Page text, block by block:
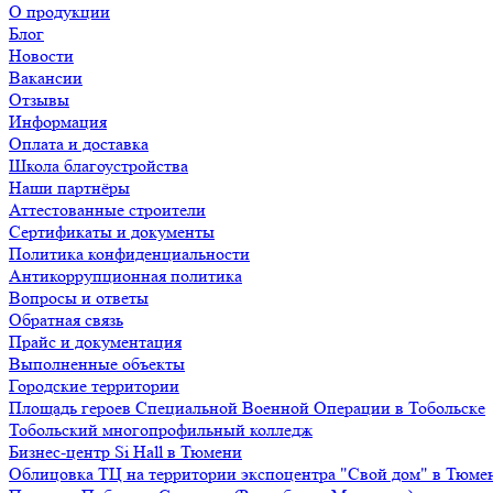
О продукции
Блог
Новости
Вакансии
Отзывы
Информация
Оплата и доставка
Школа благоустройства
Наши партнёры
Аттестованные строители
Сертификаты и документы
Политика конфиденциальности
Антикоррупционная политика
Вопросы и ответы
Обратная связь
Прайс и документация
Выполненные объекты
Городские территории
Площадь героев Специальной Военной Операции в Тобольске
Тобольский многопрофильный колледж
Бизнес-центр Si Hall в Тюмени
Облицовка ТЦ на территории экспоцентра "Свой дом" в